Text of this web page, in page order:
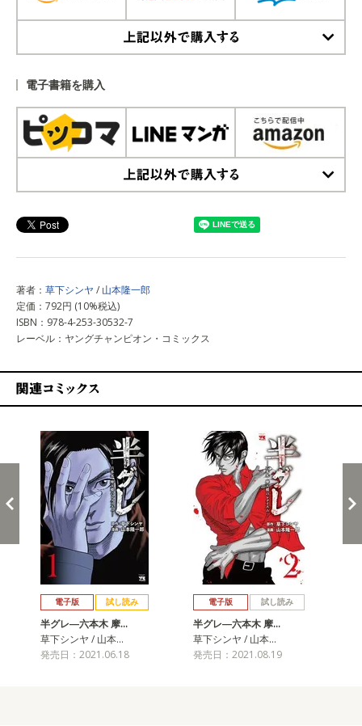
電子書籍を購入
著者： 草下シンヤ / 山本隆一郎
定価：792円 (10%税込)
ISBN：978-4-253-30532-7
レーベル：ヤングチャンピオン・コミックス
電子版 試し読み
半グレ―六本木 摩…
草下シンヤ / 山本…
発売日：2021.06.18
電子版 試し読み
半グレ―六本木 摩…
草下シンヤ / 山本…
発売日：2021.08.19